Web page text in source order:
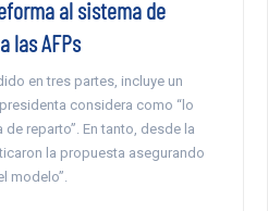
al sistema de
las AFPs
en tres partes, incluye un
considera como “lo
reparto”. En tanto, desde la
la propuesta asegurando
modelo”.